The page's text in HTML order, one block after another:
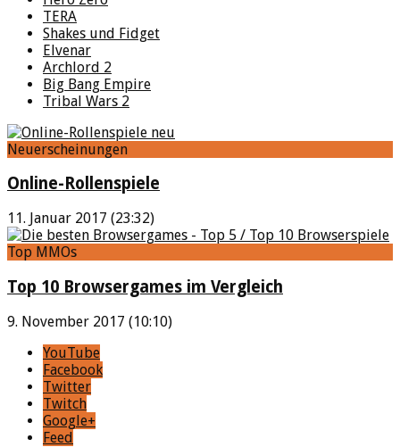
TERA
Shakes und Fidget
Elvenar
Archlord 2
Big Bang Empire
Tribal Wars 2
Neuerscheinungen
Online-Rollenspiele
11. Januar 2017 (23:32)
Top MMOs
Top 10 Browsergames im Vergleich
9. November 2017 (10:10)
YouTube
Facebook
Twitter
Twitch
Google+
Feed